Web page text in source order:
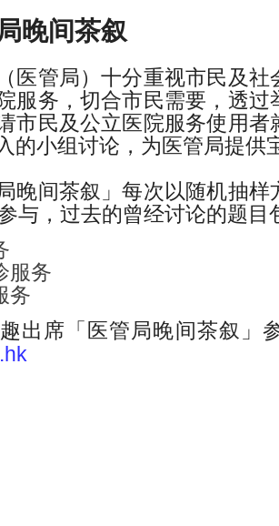
晚间茶叙
医管局）十分重视市民及
服务，切合市民需要，透
市民及公立医院服务使用者
的小组讨论，为医管局提供
晚间茶叙」每次以随机抽
与，过去的曾经讨论的题目
服务
务
出席「医管局晚间茶叙」